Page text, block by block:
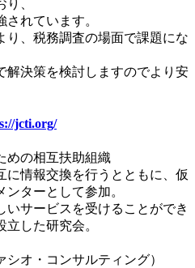
、
れています。
り、税務調査の場面で課題にな
解決策を検討しますのでより安
jcti.org/
めの相互扶助組織
に情報交換を行うとともに、仮
ターとして参加。
サービスを受けることができ
した研究会。
オ・コンサルティング）